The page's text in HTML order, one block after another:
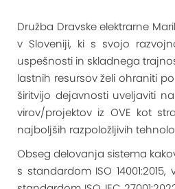
Družba Dravske elektrarne
v Sloveniji, ki s svojo
uspešnosti in skladnega
lastnih resursov želi ohraniti
širitvijo dejavnosti uveljaviti
virov/projektov iz OVE kot
najboljših razpoložljivih
Obseg delovanja sistema
s standardom ISO